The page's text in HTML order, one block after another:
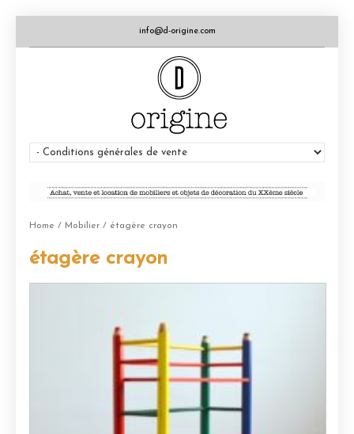
info@d-origine.com
Home / Mobilier / étagère crayon
étagère crayon